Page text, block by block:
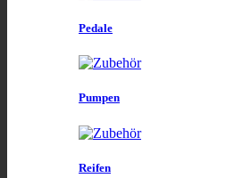
Pedale
Pumpen
Reifen